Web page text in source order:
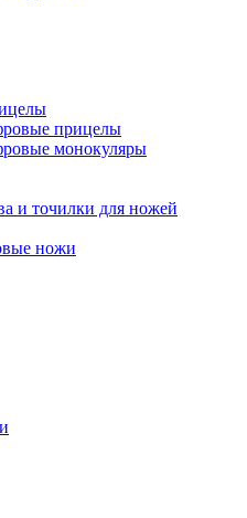
прицелы
монокуляры
и точилки для ножей
ножи